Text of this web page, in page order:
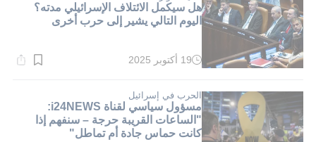
هل سيكمل الائتلاف الإسرائيلي مدته؟
اليوم التالي يشير إلى حرب أخرى
وقت
دقيقة.
19 أكتوبر 2025
الحرب في إسرائيل
مسؤول سياسي لقناة i24NEWS:
"الساعات القريبة حرجة – سنفهم إذا
كانت حماس جادة أم تماطل"